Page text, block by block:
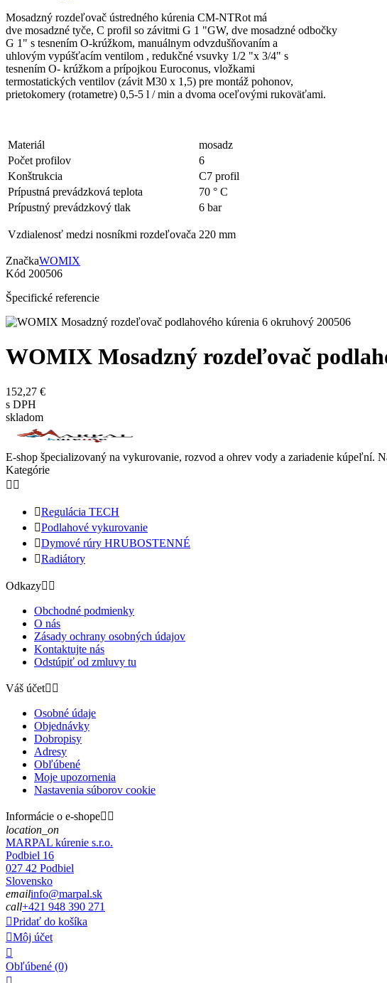
Mosadzný rozdeľovač ústredného kúrenia CM-NTRot má
dve mosadzné tyče, C profil so závitmi G 1 "GW, dve mosadzné odbočky
G 1" s tesnením O-krúžkom, manuálnym odvzdušňovaním a
uhlovým vypúšťacím ventilom , redukčné vsuvky 1/2 "x 3/4" s
tesnením O- krúžkom a prípojkou Euroconus, vložkami
termostatických ventilov (závit M30 x 1,5) pre montáž pohonov,
prietokomery (rotametre) 0,5-5 l / min a dvoma oceľovými rukoväťami.
Materiál
mosadz
Počet profilov
6
Konštrukcia
C7 profil
Prípustná prevádzková teplota
70 ° C
Prípustný prevádzkový tlak
6 bar
Vzdialenosť medzi nosníkmi rozdeľovača 220 mm
ZnačkaWOMIX
Kód 200506
Špecifické referencie
WOMIX Mosadzný rozdeľovač
152,27 €
s DPH
skladom
E-shop špecializovaný na vykurovanie, rozvod a ohrev vody a zariadenie kúpeľní.
Kategórie
 
Regulácia TECH
Podlahové vykurovanie
Dymové rúry HRUBOSTENNÉ
Radiátory
Odkazy 
Obchodné podmienky
O nás
Zásady ochrany osobných údajov
Kontaktujte nás
Odstúpiť od zmluvy tu
Váš účet 
Osobné údaje
Objednávky
Dobropisy
Adresy
Obľúbené
Moje upozornenia
Nastavenia súborov cookie
Informácie o e-shope 
location_on
MARPAL kúrenie s.r.o.
Podbiel 16
027 42 Podbiel
Slovensko
emailinfo@marpal.sk
call+421 948 390 271
Pridať do košíka
Môj účet

Obľúbené (0)